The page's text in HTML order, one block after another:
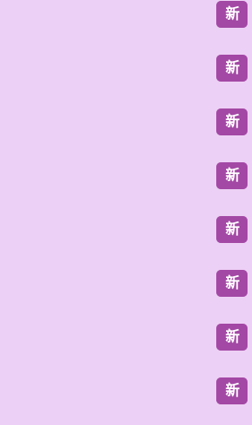
新
新
新
新
新
新
新
新